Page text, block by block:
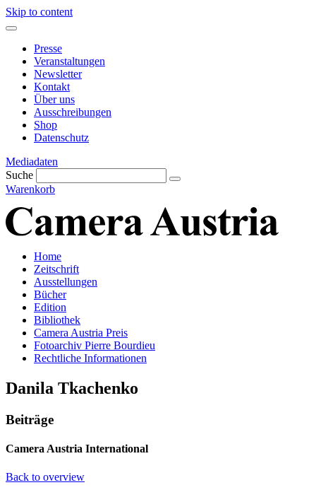
Skip to content
Presse
Veranstaltungen
Newsletter
Kontakt
Über uns
Ausschreibungen
Shop
Datenschutz
Mediadaten
Suche
Warenkorb
Home
Zeitschrift
Ausstellungen
Bücher
Edition
Bibliothek
Camera Austria Preis
Fotoarchiv Pierre Bourdieu
Rechtliche Informationen
Danila Tkachenko
Beiträge
Camera Austria International
Back to overview